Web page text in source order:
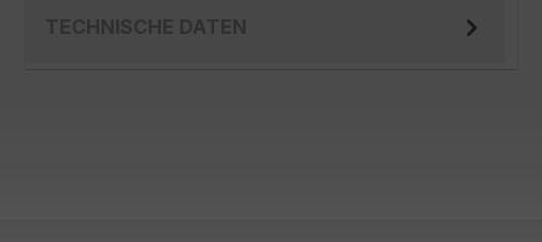
TECHNISCHE DATEN